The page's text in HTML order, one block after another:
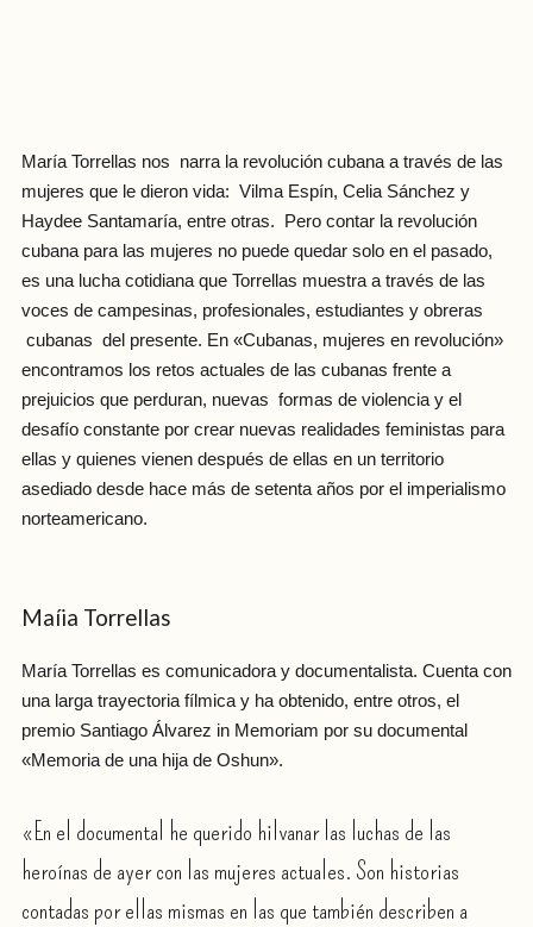
María Torrellas nos narra la revolución cubana a través de las
mujeres que le dieron vida: Vilma Espín, Celia Sánchez y
Haydee Santamaría, entre otras. Pero contar la revolución
cubana para las mujeres no puede quedar solo en el pasado,
es una lucha cotidiana que Torrellas muestra a través de las
voces de campesinas, profesionales, estudiantes y obreras
cubanas del presente. En «Cubanas, mujeres en revolución»
encontramos los retos actuales de las cubanas frente a
prejuicios que perduran, nuevas formas de violencia y el
desafío constante por crear nuevas realidades feministas para
ellas y quienes vienen después de ellas en un territorio
asediado desde hace más de setenta años por el imperialismo
norteamericano.
Maíia Torrellas
María Torrellas es comunicadora y documentalista. Cuenta con
una larga trayectoria fílmica y ha obtenido, entre otros, el
premio Santiago Álvarez in Memoriam por su documental
«Memoria de una hija de Oshun».
«En el documental he querido hilvanar las luchas de las
heroínas de ayer con las mujeres actuales. Son historias
contadas por ellas mismas en las que también describen a